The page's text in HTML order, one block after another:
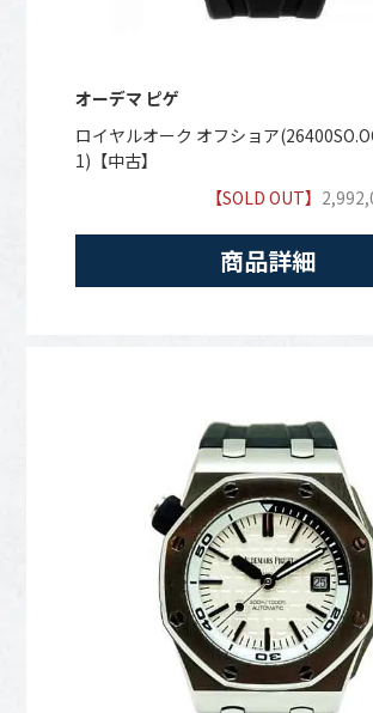
オーデマ ピゲ
ロイヤルオーク オフショア
1)【中古】
【SOLD OUT】
商品詳細